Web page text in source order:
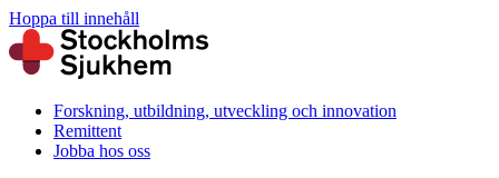
Hoppa till innehåll
Forskning, utbildning, utveckling och innovation
Remittent
Jobba hos oss